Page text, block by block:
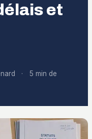
et
·
5 min de